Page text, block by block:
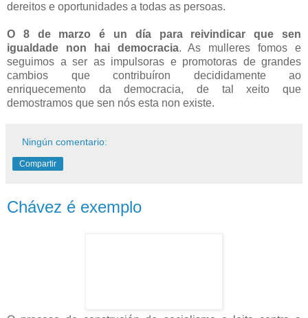
dereitos e oportunidades a todas as persoas.
O 8 de marzo é un día para reivindicar que sen
igualdade non hai democracia. As mulleres fomos e
seguimos a ser as impulsoras e promotoras de grandes
cambios que contribuíron decididamente ao
enriquecemento da democracia, de tal xeito que
demostramos que sen nós esta non existe.
Ningún comentario:
Compartir
Chávez é exemplo